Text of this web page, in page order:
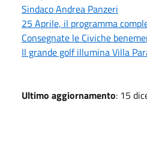
Sindaco Andrea Panzeri
25 Aprile, il programma
Consegnate le Civiche
Il grande golf illumina Villa
Ultimo aggiornamento: 15